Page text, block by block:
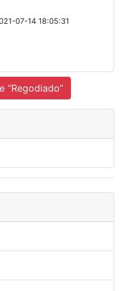
07-14 18:05:31
“Regodiado”